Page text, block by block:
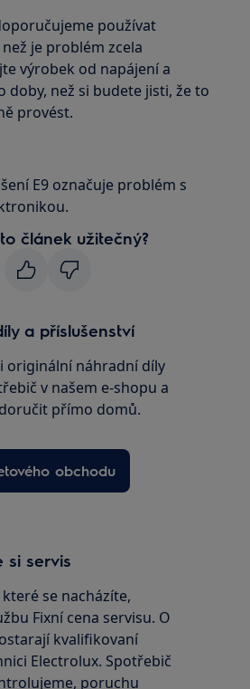
používat
je problém zcela
výrobek od napájení a
doby, než si budete jisti, že to
provést.
E9 označuje problém s
článek užitečný?
a příslušenství
originální náhradní díly
v našem e-shopu a
přímo domů.
obchodu
si servis
se nacházíte,
Fixní cena servisu. O
kvalifikovaní
Electrolux. Spotřebič
poruchu